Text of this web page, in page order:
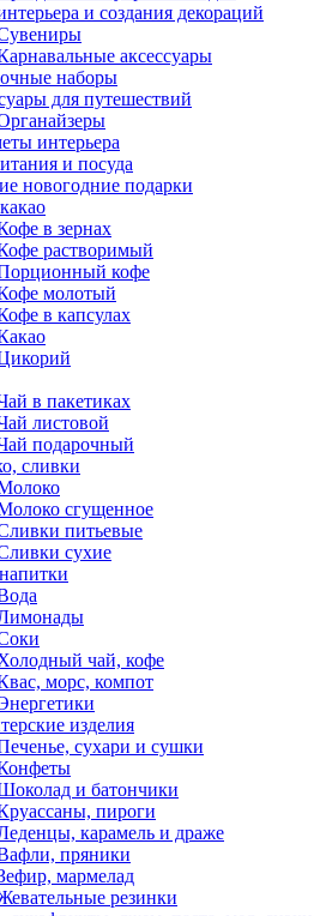
и создания декораций
аксессуары
наборы
для путешествий
интерьера
и посуда
новогодние подарки
в зернах
растворимый
кофе
молотый
в капсулах
в пакетиках
листовой
подарочный
сливки
сгущенное
питьевые
сухие
чай, кофе
морс, компот
изделия
сухари и сушки
и батончики
пироги
карамель и драже
пряники
мармелад
резинки